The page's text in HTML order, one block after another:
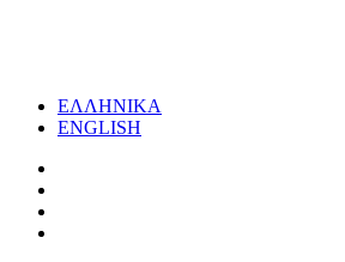
ΕΛΛΗΝΙΚΑ
ENGLISH